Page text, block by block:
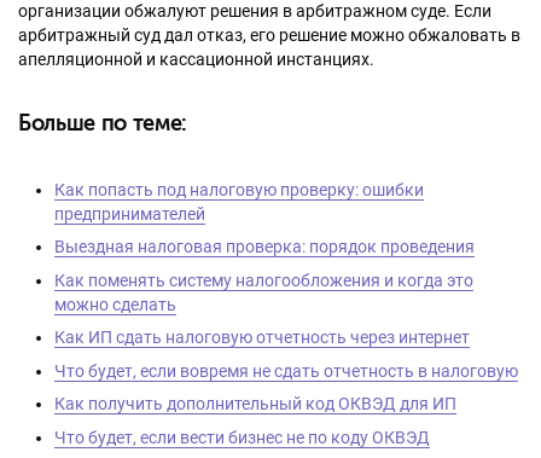
организации обжалуют решения в арбитражном суде. Если
арбитражный суд дал отказ, его решение можно обжаловать в
апелляционной и кассационной инстанциях.
Больше по теме:
Как попасть под налоговую проверку: ошибки
предпринимателей
Выездная налоговая проверка: порядок проведения
Как поменять систему налогообложения и когда это
можно сделать
Как ИП сдать налоговую отчетность через интернет
Что будет, если вовремя не сдать отчетность в налоговую
Как получить дополнительный код ОКВЭД для ИП
Что будет, если вести бизнес не по коду ОКВЭД